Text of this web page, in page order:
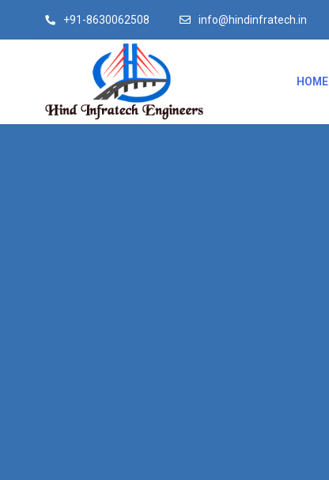
+91-8630062508 info@hindinfratech.in
HOME